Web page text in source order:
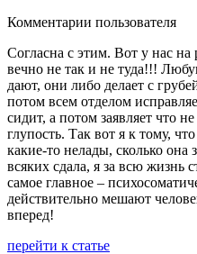
Комментарии пользователя
Согласна с этим. Вот у нас на
вечно не так и не туда!!!
дают, они либо делает с
потом всем отделом
сидит, а потом заявляет что
глупость. Так вот я к тому,
какие-то нелады, сколько она
всяких сдала, я за всю жизнь
самое главное –
действительно мешают
вперед!
перейти к статье